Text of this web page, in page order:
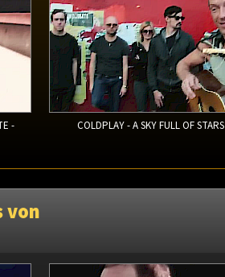
-
COLDPLAY - A SKY FULL OF STARS
von